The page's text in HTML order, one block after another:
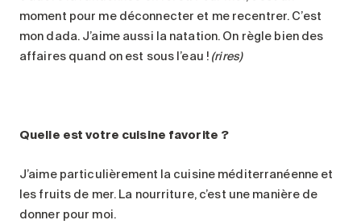
moment pour me déconnecter et me recentrer. C’est
mon dada. J’aime aussi la natation. On règle bien des
affaires quand on est sous l’eau ! (rires)
Quelle est votre cuisine favorite ?
J’aime particulièrement la cuisine méditerranéenne et
les fruits de mer. La nourriture, c’est une manière de
donner pour moi.